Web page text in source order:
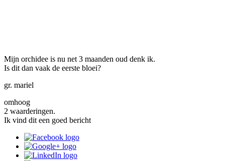
Mijn orchidee is nu net 3 maanden oud denk ik.
Is dit dan vaak de eerste bloei?
gr. mariel
omhoog
2 waarderingen.
Ik vind dit een goed bericht